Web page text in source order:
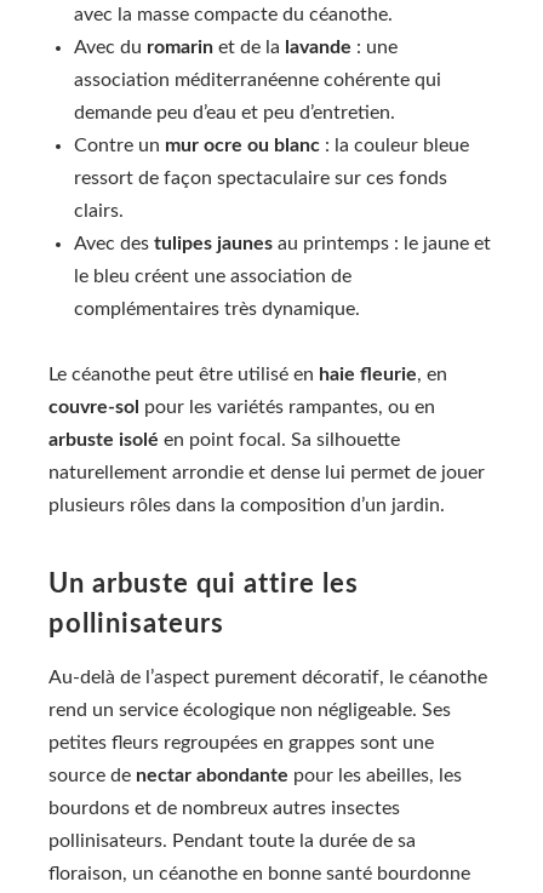
avec la masse compacte du céanothe.
Avec du romarin et de la lavande : une
association méditerranéenne cohérente qui
demande peu d’eau et peu d’entretien.
Contre un mur ocre ou blanc : la couleur bleue
ressort de façon spectaculaire sur ces fonds
clairs.
Avec des tulipes jaunes au printemps : le jaune et
le bleu créent une association de
complémentaires très dynamique.
Le céanothe peut être utilisé en haie fleurie, en
couvre-sol pour les variétés rampantes, ou en
arbuste isolé en point focal. Sa silhouette
naturellement arrondie et dense lui permet de jouer
plusieurs rôles dans la composition d’un jardin.
Un arbuste qui attire les
pollinisateurs
Au-delà de l’aspect purement décoratif, le céanothe
rend un service écologique non négligeable. Ses
petites fleurs regroupées en grappes sont une
source de nectar abondante pour les abeilles, les
bourdons et de nombreux autres insectes
pollinisateurs. Pendant toute la durée de sa
floraison, un céanothe en bonne santé bourdonne